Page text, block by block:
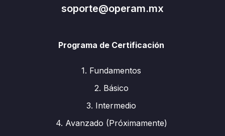
soporte@operam.mx
Programa de Certificación
1. Fundamentos
2. Básico
3. Intermedio
4. Avanzado (Próximamente)